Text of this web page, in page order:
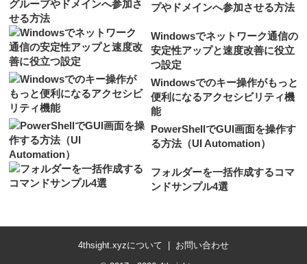
プやドメインへ参加させる方法
Windowsでネットワーク通信の
安定性アップと速度改善に役立
つ設定
Windowsでのキー操作がもっと
便利になるアクセシビリティ機
能
PowerShellでGUI画面を操作す
る方法（UI Automation）
フォルダーを一括作成するコマ
ンドサンプル4選
4thsight.xyzについて お問い合わせ